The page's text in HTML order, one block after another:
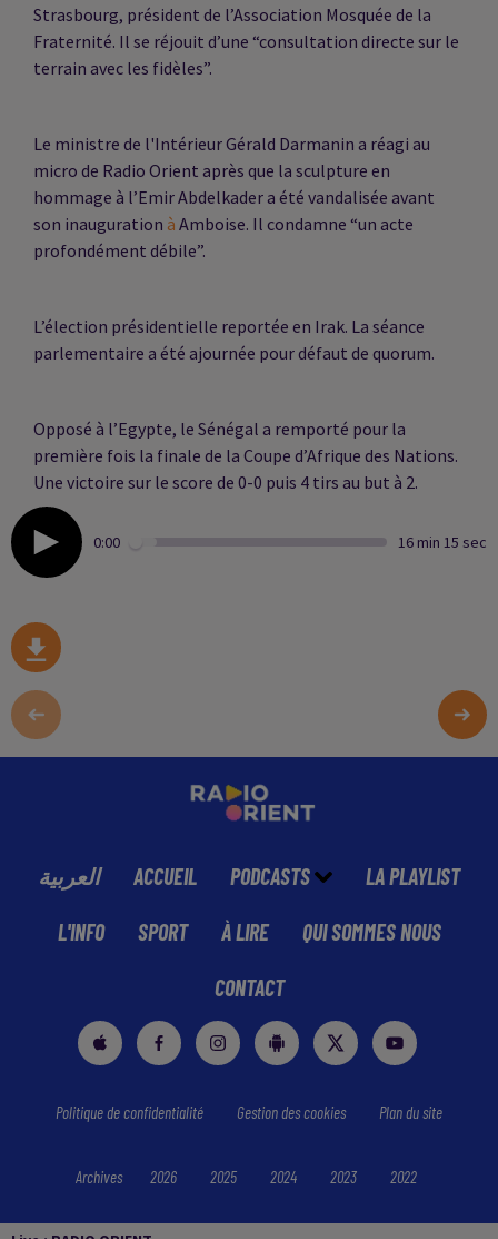
Strasbourg, président de l’Association Mosquée de la
Fraternité. Il se réjouit d’une “consultation directe sur le
terrain avec les fidèles”.
Le ministre de l'IntérieurGérald Darmanin a réagi au
micro de Radio Orient après que la sculpture en
hommage à l’EmirAbdelkader a été vandalisée avant
son inauguration à Amboise. Il condamne “un acte
profondément débile”.
L’élection présidentielle reportée en Irak. La séance
parlementaire a été ajournée pour défaut de quorum.
Opposé à l’Egypte, le Sénégal a remporté pour la
première fois la finale de la Coupe d’Afrique des Nations.
Une victoire sur le score de 0-0 puis 4 tirs au but à 2.
0:00 16 min 15 sec
العربية ACCUEIL PODCASTS LA PLAYLIST
L'INFO SPORT À LIRE QUI SOMMES NOUS
CONTACT
Politique de confidentialité Gestion des cookies Plan du site
Archives 2026 2025 2024 2023 2022